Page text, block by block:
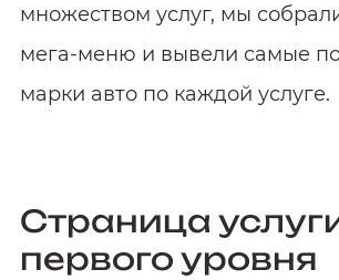
множеством услуг, мы
мега-меню и вывели самые
марки авто по каждой услуге.
Страница
первого уровня